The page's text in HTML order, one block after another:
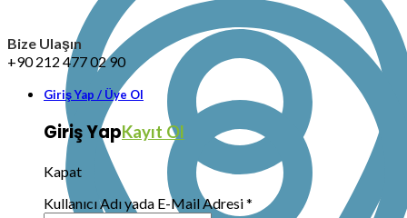
Bize Ulaşın
+90 212 477 02 90
Giriş Yap / Üye Ol
Giriş YapKayıt Ol
Kapat
Kullanıcı Adı yada E-Mail Adresi*